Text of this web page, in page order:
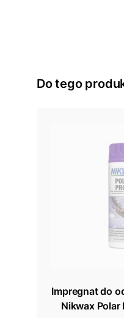
Do tego
Impregnat do
Nikwax Polar